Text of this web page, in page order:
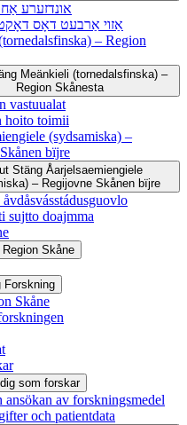
אונדזערע
אַזוי אַרבעט דאָס
– Region
Meänkieli (tornedalsfinska) –
Region Skånesta
vastuualat
hoito toimii
(sydsamiska) –
bïjre
Stäng Åarjelsaemiengiele
– Regijovne Skånen bïjre
sujtto doajmma
Region Skåne
Forskning
Skåne
som forskar
ansökan av forskningsmedel
och patientdata